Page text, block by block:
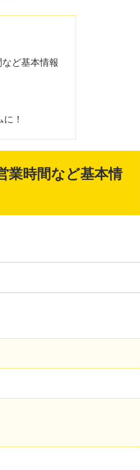
ど基本情報
！
業時間など基本情